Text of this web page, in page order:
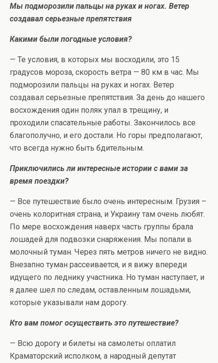
Мы подморозили пальцы на руках и ногах. Ветер
создавал серьезные препятствия
Какими были погодные условия?
— Те условия, в которых мы восходили, это 15
градусов мороза, скорость ветра — 80 км в час. Мы
подморозили пальцы на руках и ногах. Ветер
создавал серьезные препятствия. За день до нашего
восхождения один поляк упал в трещину, и
проходили спасательные работы. Закончилось все
благополучно, и его достали. Но горы предполагают,
что всегда нужно быть бдительным.
Приключились ли интересные истории с вами за
время поездки?
— Все путешествие было очень интересным. Грузия –
очень колоритная страна, и Украину там очень любят.
По мере восхождения наверх часть группы брала
лошадей для подвозки снаряжения. Мы попали в
молочный туман. Через пять метров ничего не видно.
Внезапно туман рассеивается, и я вижу впереди
идущего по леднику участника. Но туман наступает, и
я далее шел по следам, оставленным лошадьми,
которые указывали нам дорогу.
Кто вам помог осуществить это путешествие?
— Всю дорогу и билеты на самолеты оплатил
Краматорский исполком, а народный депутат